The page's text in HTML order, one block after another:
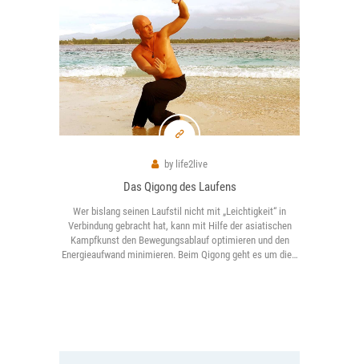
by life2live
Das Qigong des Laufens
Wer bislang seinen Laufstil nicht mit „Leichtigkeit“ in
Verbindung gebracht hat, kann mit Hilfe der asiatischen
Kampfkunst den Bewegungsablauf optimieren und den
Energieaufwand minimieren. Beim Qigong geht es um die…